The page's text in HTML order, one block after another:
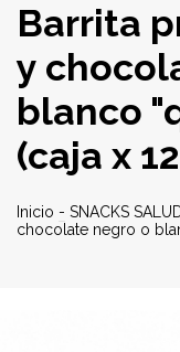
Barrita
y
blanco
(caja x
Inicio - SNACKS
chocolate negro o